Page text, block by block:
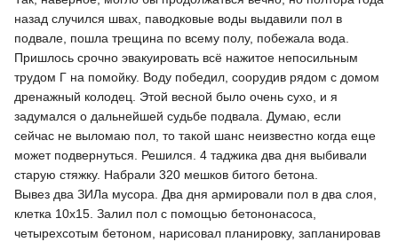
назад случился швах, паводковые воды выдавили пол в
подвале, пошла трещина по всему полу, побежала вода.
Пришлось срочно эвакуировать всё нажитое непосильным
трудом Г на помойку. Воду победил, соорудив рядом с домом
дренажный колодец. Этой весной было очень сухо, и я
задумался о дальнейшей судьбе подвала. Думаю, если
сейчас не выломаю пол, то такой шанс неизвестно когда еще
может подвернуться. Решился. 4 таджика два дня выбивали
старую стяжку. Набрали 320 мешков битого бетона.
Вывез два ЗИЛа мусора. Два дня армировали пол в два слоя,
клетка 10х15. Залил пол с помощью бетононасоса,
четырехсотым бетоном, нарисовал планировку, запланировав